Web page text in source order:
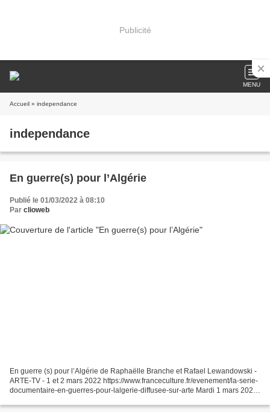
Publicité
MENU
Accueil » independance
independance
En guerre(s) pour l’Algérie
Publié le 01/03/2022 à 08:10
Par clioweb
En guerre (s) pour l’Algérie de Raphaëlle Branche et Rafael Lewandowski -
ARTE-TV - 1 et 2 mars 2022 https://www.franceculture.fr/evenement/la-serie-
documentaire-en-guerres-pour-lalgerie-diffusee-sur-arte Mardi 1 mars 2022